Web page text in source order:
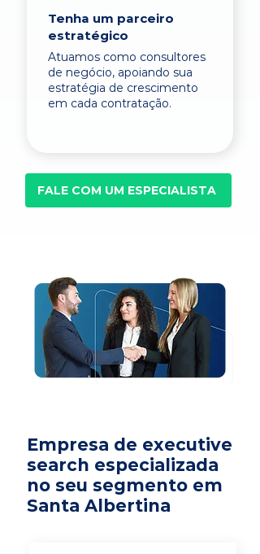
Tenha um parceiro
estratégico
Atuamos como consultores
de negócio, apoiando sua
estratégia de crescimento
em cada contratação.
FALE COM UM ESPECIALISTA
Empresa de executive
search especializada
no seu segmento em
Santa Albertina